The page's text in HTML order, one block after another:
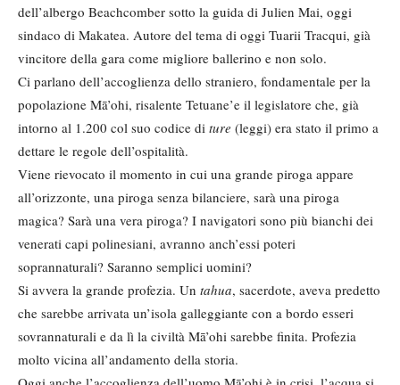
dell’albergo Beachcomber sotto la guida di Julien Mai, oggi
sindaco di Makatea. Autore del tema di oggi Tuarii Tracqui, già
vincitore della gara come migliore ballerino e non solo.
Ci parlano dell’accoglienza dello straniero, fondamentale per la
popolazione Mā’ohi, risalente Tetuane’e il legislatore che, già
intorno al 1.200 col suo codice di ture (leggi) era stato il primo a
dettare le regole dell’ospitalità.
Viene rievocato il momento in cui una grande piroga appare
all’orizzonte, una piroga senza bilanciere, sarà una piroga
magica? Sarà una vera piroga? I navigatori sono più bianchi dei
venerati capi polinesiani, avranno anch’essi poteri
soprannaturali? Saranno semplici uomini?
Si avvera la grande profezia. Un tahua, sacerdote, aveva predetto
che sarebbe arrivata un’isola galleggiante con a bordo esseri
sovrannaturali e da lì la civiltà Mā’ohi sarebbe finita. Profezia
molto vicina all’andamento della storia.